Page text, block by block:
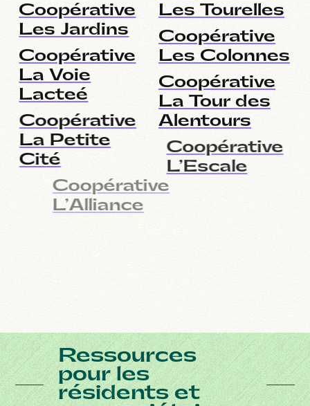
Les Tourelles
Coopérative
Les Jardins
Coopérative
Les Colonnes
Coopérative
La Voie
Lacteé
Coopérative
La Tour des
Alentours
Coopérative
La Petite
Cité
Coopérative
L’Escale
Coopérative
L’Alliance
Coopérative
Ressources
pour les
résidents et